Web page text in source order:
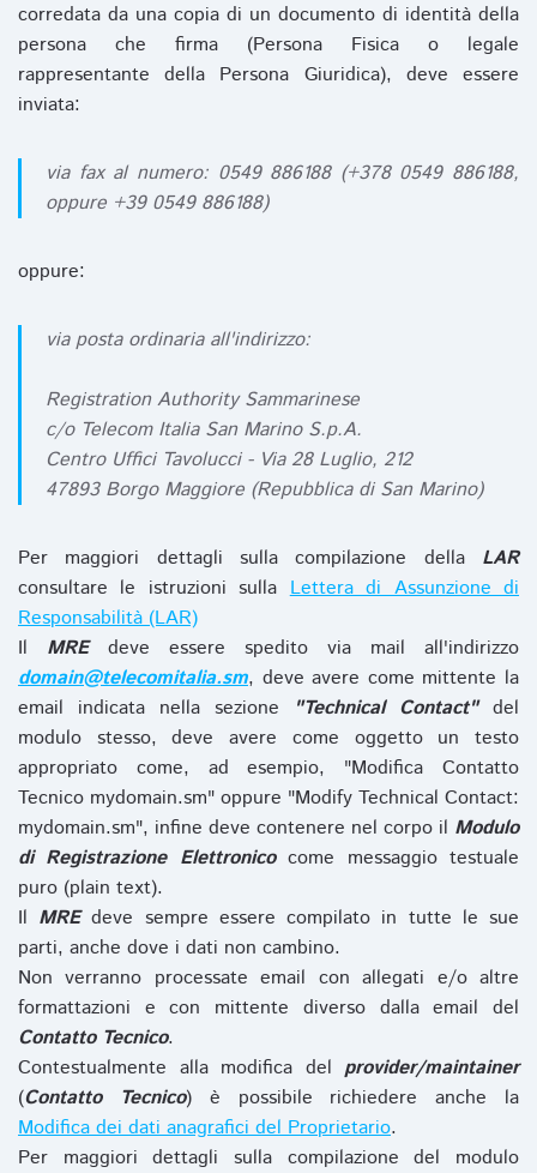
corredata da una copia di un documento di identità della
persona che firma (Persona Fisica o legale
rappresentante della Persona Giuridica), deve essere
inviata:
via fax al numero: 0549 886188 (+378 0549 886188,
oppure +39 0549 886188)
oppure:
via posta ordinaria all'indirizzo:
Registration Authority Sammarinese
c/o Telecom Italia San Marino S.p.A.
Centro Uffici Tavolucci - Via 28 Luglio, 212
47893 Borgo Maggiore (Repubblica di San Marino)
Per maggiori dettagli sulla compilazione della LAR
consultare le istruzioni sullaLettera di Assunzione di
Responsabilità (LAR)
Il MREdeve essere spedito via mail all'indirizzo
domain@telecomitalia.sm, deve avere come mittente la
email indicata nella sezione
"Technical Contact"del
modulo stesso, deve avere come oggetto un testo
appropriato come, ad esempio, "Modifica Contatto
Tecnico mydomain.sm" oppure "Modify Technical Contact:
mydomain.sm", infine deve contenere nel corpo il Modulo
di Registrazione Elettronicocome messaggio testuale
puro (plain text).
Il MREdeve sempre essere compilato in tutte le sue
parti, anche dove i dati non cambino.
Non verranno processate email con allegati e/o altre
formattazioni e con mittente diverso dalla email del
Contatto Tecnico.
Contestualmente alla modifica del provider/maintainer
(Contatto Tecnico) è possibile richiedere anche la
Modifica dei dati anagrafici del Proprietario.
Per maggiori dettagli sulla compilazione del modulo